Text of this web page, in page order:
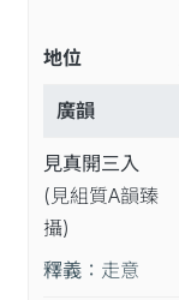
地位
廣韻
見真開三入
(見組質A韻臻
攝)
釋義： 走意